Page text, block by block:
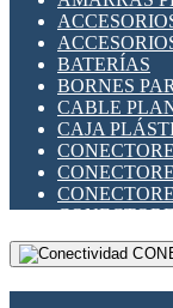
LLAVES
MEDIDORES
MOTORES
PLC -
RELÉS DE
SENSORES
BATERÍAS
BORNES
CABLE
CAJA
DIP